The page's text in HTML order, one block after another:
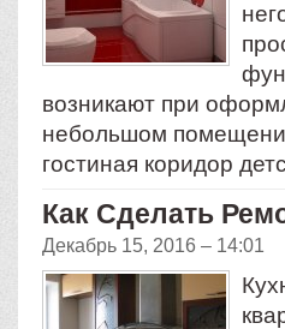
возникают при
небольшом
гостиная коридор
Как Сделать
Декабрь 15, 2016 – 14:01